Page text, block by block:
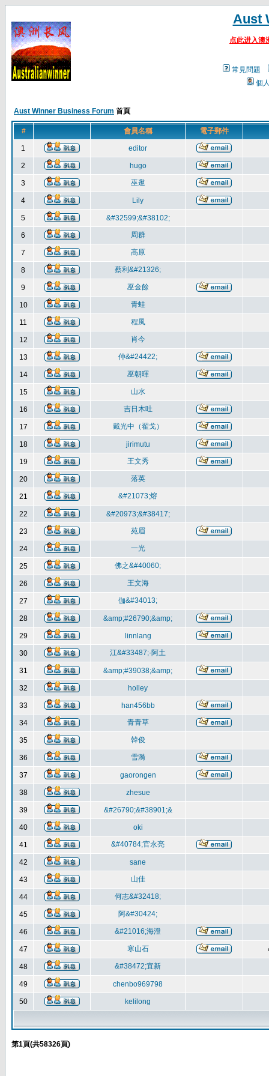
Aust
点此进入澳
常見問題
個
Aust Winner Business Forum 首頁
# 會員名稱 電子郵件
1 editor
2 hugo
3 巫逖
4 Lily
5 &#32599;&#38102;
6 周群
7 高原
8 蔡利&#21326;
9 巫金餘
10 青蛙
11 程風
12 肖今
13 仲&#24422;
14 巫朝暉
15 山水
16 吉日木吐
17 戴光中（翟戈）
18 jirimutu
19 王文秀
20 落英
21 &#21073;熔
22 &#20973;&#38417;
23 苑眉
24 一光
25 佛之&#40060;
26 王文海
27 伽&#34013;
28 &amp;#26790;&amp;
29 linnlang
30 江&#33487;·阿土
31 &amp;#39038;&amp;
32 holley
33 han456bb
34 青青草
35 韓俊
36 雪漪
37 gaorongen
38 zhesue
39 &#26790;&#38901;&
40 oki
41 &#40784;官永亮
42 sane
43 山佳
44 何志&#32418;
45 阿&#30424;
46 &#21016;海澄
47 寒山石
48 &#38472;宜新
49 chenbo969798
50 kelilong
第1頁(共58326頁)